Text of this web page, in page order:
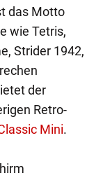
das Motto
wie Tetris,
Strider 1942,
der
Retro-
Mini.